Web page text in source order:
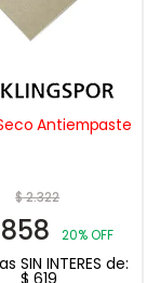
Antiempaste
$2.322
20% OFF
SIN INTERES de:
$ 619